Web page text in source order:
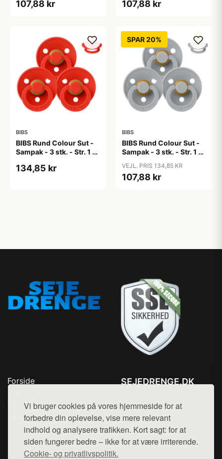
Vi bruger cookies på vores hjemmeside for at
forbedre din oplevelse, vise mere relevant
indhold og analysere trafikken. Kort sagt: for at
siden fungerer bedre – ikke for at være irriterende.
Cookie- og privatlivspolitik.
107,88 kr 107,88 kr
BIBS
BIBS Rund Colour Sut -
Sampak - 3 stk. - Str. 1 -
134,85 kr
SPAR 20%
BIBS
BIBS Rund Colour Sut -
Sampak - 3 stk. - Str. 1 -
VEJL. PRIS 134,85 KR
107,88 kr
Forside
Top Rabatter
Kontakt
SEJEDRENGE.DK
Mail: hej@want.dk
Cookie- og privatlivspolitik